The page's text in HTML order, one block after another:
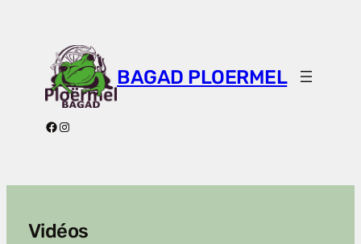
BAGAD PLOERMEL
Facebook
Instagram
Vidéos